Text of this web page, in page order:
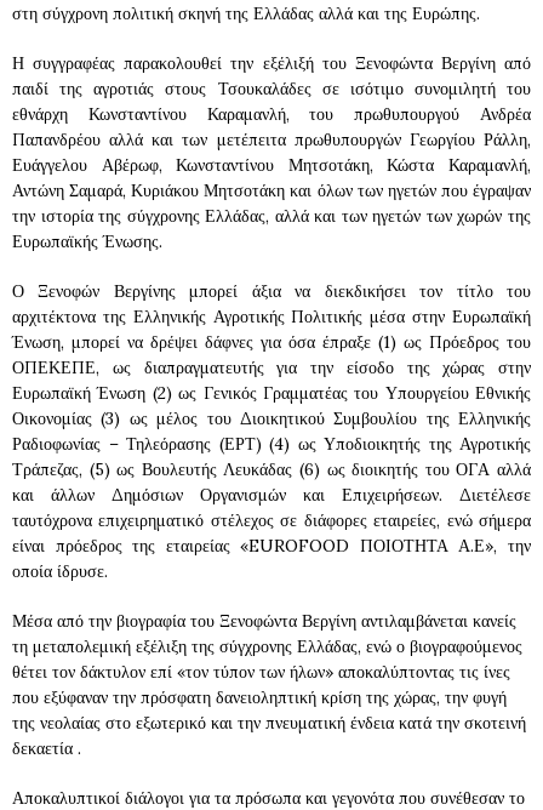
στη σύγχρονη πολιτική σκηνή της Ελλάδας αλλά και της Ευρώπης.
Η συγγραφέας παρακολουθεί την εξέλιξή του Ξενοφώντα Βεργίνη από
παιδί της αγροτιάς στους Τσουκαλάδες σε ισότιμο συνομιλητή του
εθνάρχη Κωνσταντίνου Καραμανλή, του πρωθυπουργού Ανδρέα
Παπανδρέου αλλά και των μετέπειτα πρωθυπουργών Γεωργίου Ράλλη,
Ευάγγελου Αβέρωφ, Κωνσταντίνου Μητσοτάκη, Κώστα Καραμανλή,
Αντώνη Σαμαρά, Κυριάκου Μητσοτάκη και όλων των ηγετών που έγραψαν
την ιστορία της σύγχρονης Ελλάδας, αλλά και των ηγετών των χωρών της
Ευρωπαϊκής Ένωσης.
Ο Ξενοφών Βεργίνης μπορεί άξια να διεκδικήσει τον τίτλο του
αρχιτέκτονα της Ελληνικής Αγροτικής Πολιτικής μέσα στην Ευρωπαϊκή
Ένωση, μπορεί να δρέψει δάφνες για όσα έπραξε (1) ως Πρόεδρος του
ΟΠΕΚΕΠΕ, ως διαπραγματευτής για την είσοδο της χώρας στην
Ευρωπαϊκή Ένωση (2) ως Γενικός Γραμματέας του Υπουργείου Εθνικής
Οικονομίας (3) ως μέλος του Διοικητικού Συμβουλίου της Ελληνικής
Ραδιοφωνίας – Τηλεόρασης (ΕΡΤ) (4) ως Υποδιοικητής της Αγροτικής
Τράπεζας, (5) ως Βουλευτής Λευκάδας (6) ως διοικητής του ΟΓΑ αλλά
και άλλων Δημόσιων Οργανισμών και Επιχειρήσεων. Διετέλεσε
ταυτόχρονα επιχειρηματικό στέλεχος σε διάφορες εταιρείες, ενώ σήμερα
είναι πρόεδρος της εταιρείας «EUROFOOD ΠΟΙΟΤΗΤΑ Α.Ε», την
οποία ίδρυσε.
Μέσα από την βιογραφία του Ξενοφώντα Βεργίνη αντιλαμβάνεται κανείς
τη μεταπολεμική εξέλιξη της σύγχρονης Ελλάδας, ενώ ο βιογραφούμενος
θέτει τον δάκτυλον επί «τον τύπον των ήλων» αποκαλύπτοντας τις ίνες
που εξύφαναν την πρόσφατη δανειοληπτική κρίση της χώρας, την φυγή
της νεολαίας στο εξωτερικό και την πνευματική ένδεια κατά την σκοτεινή
δεκαετία .
Αποκαλυπτικοί διάλογοι για τα πρόσωπα και γεγονότα που συνέθεσαν το